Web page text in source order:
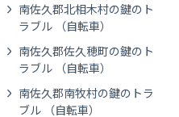
南佐久郡北相木村の鍵のト
ラブル （自転車）
南佐久郡佐久穂町の鍵のト
ラブル （自転車）
南佐久郡南牧村の鍵のトラ
ブル （自転車）